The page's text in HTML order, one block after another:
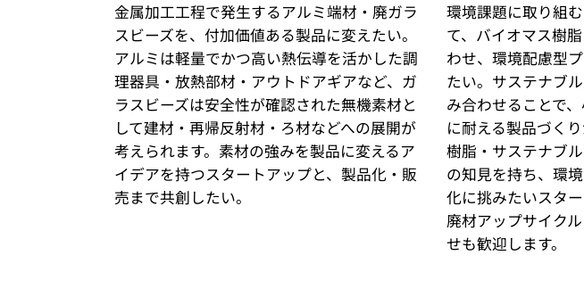
金属加工工程で発生するアルミ端材・廃ガラ
スビーズを、付加価値ある製品に変えたい。
アルミは軽量でかつ高い熱伝導を活かした調
理器具・放熱部材・アウトドアギアなど、ガ
ラスビーズは安全性が確認された無機素材と
して建材・再帰反射材・ろ材などへの展開が
考えられます。素材の強みを製品に変えるア
イデアを持つスタートアップと、製品化・販
売まで共創したい。
環境課題に取り組
て、バイオマス樹
わせ、環境配慮型
たい。サステナブ
み合わせることで
に耐える製品づく
樹脂・サステナブ
の知見を持ち、環
化に挑みたいスタ
廃材アップサイク
せも歓迎します。